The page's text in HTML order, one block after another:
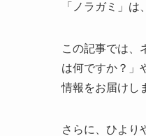
「ノラガミ」
この記事では、
は何ですか？」
情報をお届けし
さらに、ひより